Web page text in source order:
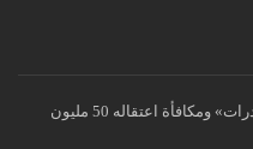
متهم بقيادة «كارتل مخدرات» ومكافأة اعتقاله 50 مليون